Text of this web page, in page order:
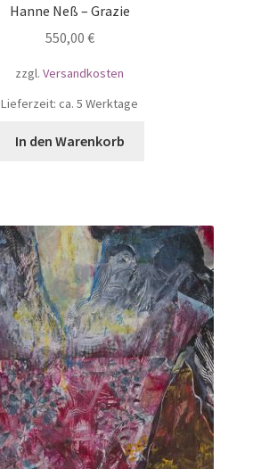
Hanne Neß – Grazie
550,00 €
zzgl. Versandkosten
Lieferzeit: ca. 5 Werktage
In den Warenkorb